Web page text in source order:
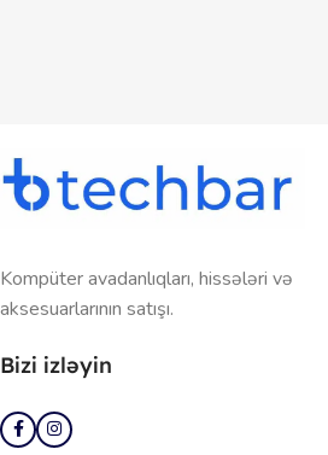
Kompüter avadanlıqları, hissələri və
aksesuarlarının satışı.
Bizi izləyin